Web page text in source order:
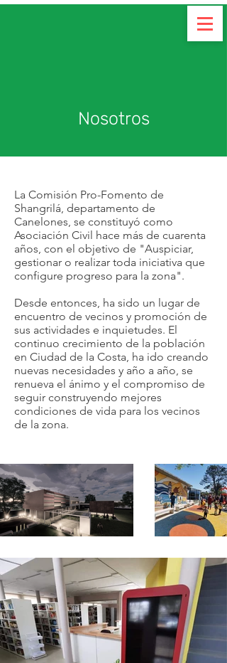
Nosotros
La Comisión Pro-Fomento de
Shangrilá, departamento de
Canelones, se constituyó como
Asociación Civil hace más de cuarenta
años, con el objetivo de "Auspiciar,
gestionar o realizar toda iniciativa que
configure progreso para la zona".
Desde entonces, ha sido un lugar de
encuentro de vecinos y promoción de
sus actividades e inquietudes. El
continuo crecimiento de la población
en Ciudad de la Costa, ha ido creando
nuevas necesidades y año a año, se
renueva el ánimo y el compromiso de
seguir construyendo mejores
condiciones de vida para los vecinos
de la zona.